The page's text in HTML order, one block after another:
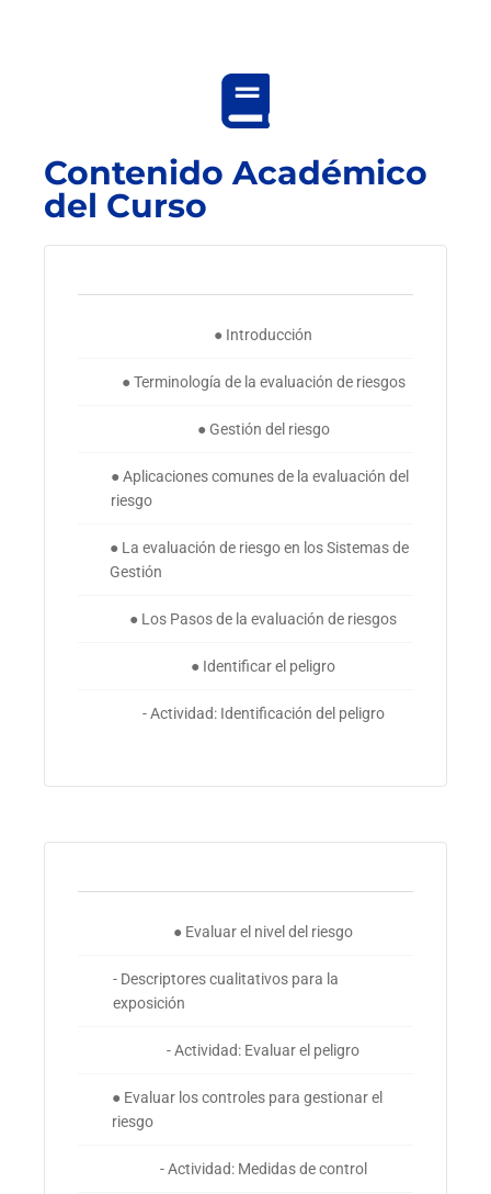
Contenido Académico
del Curso
● Introducción
● Terminología de la evaluación de riesgos
● Gestión del riesgo
● Aplicaciones comunes de la evaluación del
riesgo
● La evaluación de riesgo en los Sistemas de
Gestión
● Los Pasos de la evaluación de riesgos
● Identificar el peligro
- Actividad: Identificación del peligro
● Evaluar el nivel del riesgo
- Descriptores cualitativos para la
exposición
- Actividad: Evaluar el peligro
● Evaluar los controles para gestionar el
riesgo
- Actividad: Medidas de control